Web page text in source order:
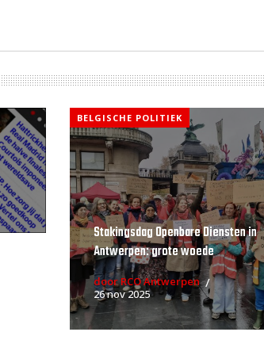
BELGISCHE POLITIEK
Stakingsdag Openbare Diensten in
Antwerpen: grote woede
door RCO Antwerpen
26 nov 2025